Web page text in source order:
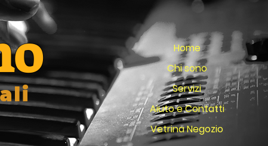
Home
Chi sono
Servizi
Aiuto e Contatti
Vetrina Negozio